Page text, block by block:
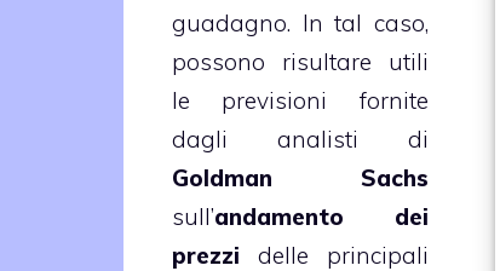
guadagno. In tal caso,
possono risultare utili
le previsioni fornite
dagli analisti di
Goldman Sachs
sull’andamento dei
prezzi delle principali